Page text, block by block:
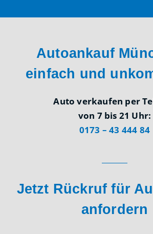
Autoankauf
einfach und
Auto verkaufen per
von 7 bis 21 Uhr:
0173 – 43 444 84
Jetzt Rückruf für
anfordern